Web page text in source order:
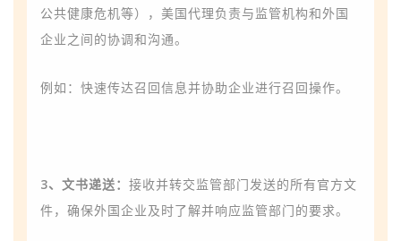
公共健康危机等），美国代理负责与监管机构和外国
企业之间的协调和沟通。
例如：快速传达召回信息并协助企业进行召回操作。
3、文书递送： 接收并转交监管部门发送的所有官方文
件，确保外国企业及时了解并响应监管部门的要求。